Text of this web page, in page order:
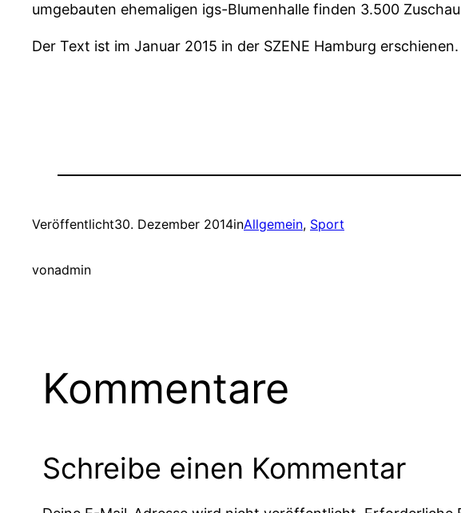
umgebauten ehemaligen igs-Blumenhalle finden 3.500
Der Text ist im Januar 2015 in der SZENE Hamburg erschienen.
Veröffentlicht30. Dezember 2014inAllgemein, Sport
vonadmin
Kommentare
Schreibe einen Kommentar